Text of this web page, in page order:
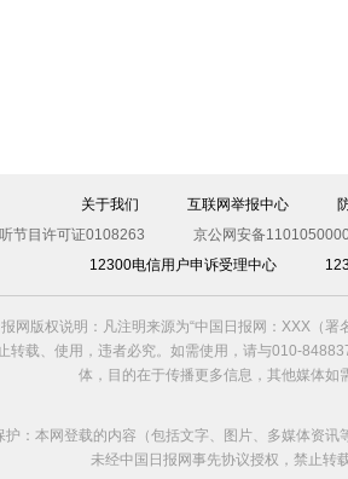
关于我们 互联网举报中心
节目许可证0108263
京公网安备
12300电信用户申诉受理中心
网版权说明：凡注明来源为“中国日报网：XXX（
转载、使用，违者必究。如需使用，请与010-
体，目的在于传播更多信息，其他媒体
护：本网登载的内容（包括文字、图片、多媒体资
未经中国日报网事先协议授权，禁止转